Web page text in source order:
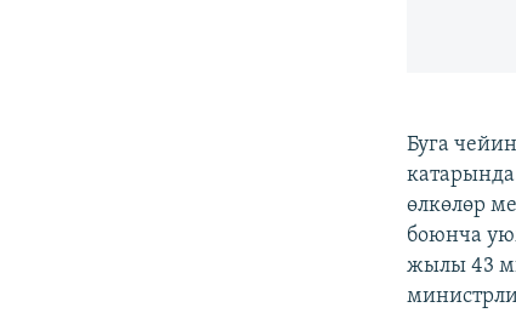
Буга
өлкөлөр
боюнча
жылы 43